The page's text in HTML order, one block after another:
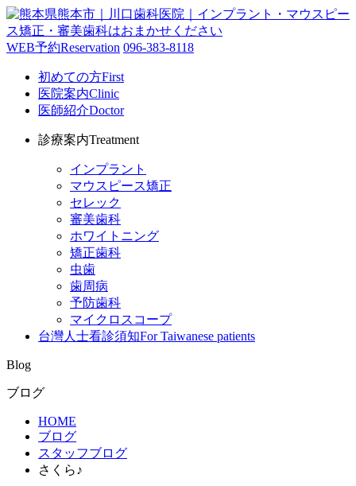
WEB予約Reservation 096-383-8118
初めての方First
医院案内Clinic
医師紹介Doctor
診療案内Treatment
インプラント
マウスピース矯正
セレック
審美歯科
ホワイトニング
矯正歯科
虫歯
歯周病
予防歯科
マイクロスコープ
台灣人士看診須知For Taiwanese patients
Blog
ブログ
HOME
ブログ
スタッフブログ
さくら♪